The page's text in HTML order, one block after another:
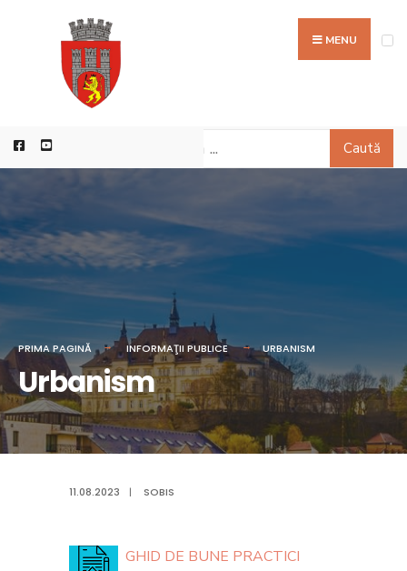
MENU
Caută
PRIMA PAGINĂ INFORMAŢII PUBLICE URBANISM
Urbanism
11.08.2023 | SOBIS
GHID DE BUNE PRACTICI